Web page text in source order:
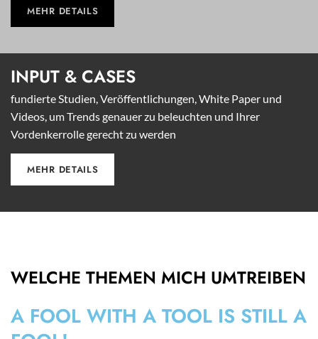
MEHR DETAILS
INPUT & CASES
fundierte Studien, Veröffentlichungen, White Paper und
Videos, um Trends genauer zu beleuchten und Ihrer
Vordenkerrolle gerecht zu werden
MEHR DETAILS
WELCHE THEMEN MICH UMTREIBEN
A FOOL WITH A TOOL IS STILL A